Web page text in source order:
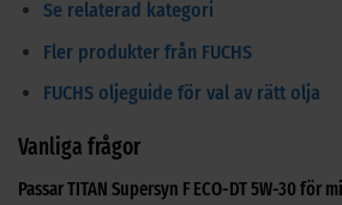
Se relaterad kategori
Fler produkter från FUCHS
FUCHS oljeguide för val av rätt olja
Vanliga frågor
Passar TITAN Supersyn F ECO-DT 5W-30 för